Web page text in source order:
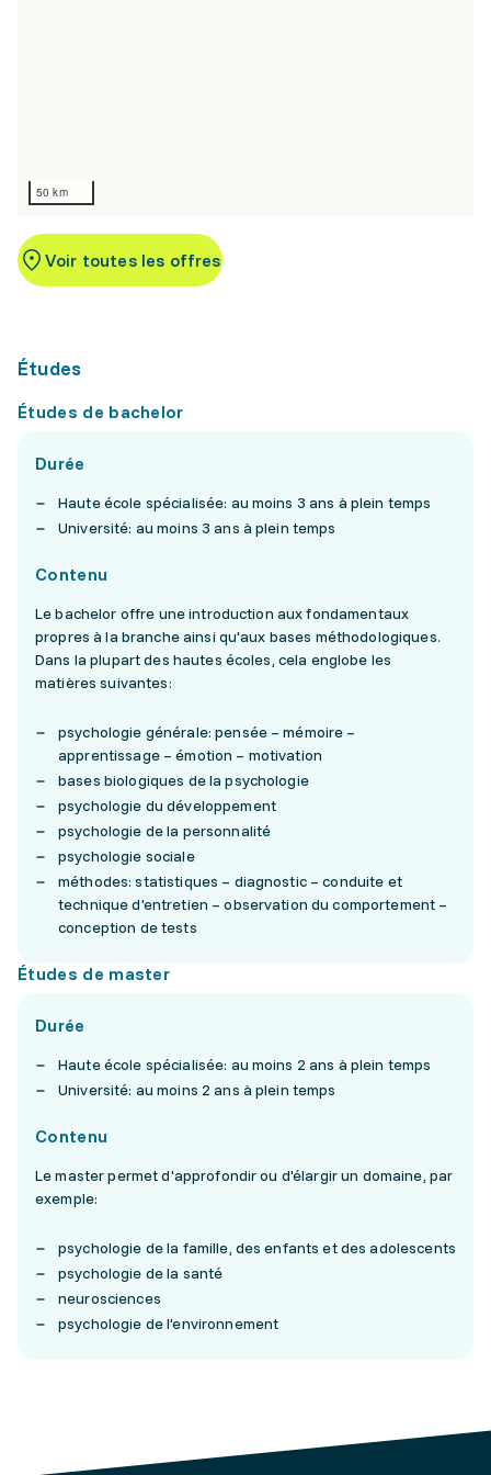
50 km
Voir toutes les offres
Études
Études de bachelor
Durée
Haute école spécialisée: au moins 3 ans à plein temps
Université: au moins 3 ans à plein temps
Contenu
Le bachelor offre une introduction aux fondamentaux
propres à la branche ainsi qu'aux bases méthodologiques.
Dans la plupart des hautes écoles, cela englobe les
matières suivantes:
psychologie générale: pensée – mémoire –
apprentissage – émotion – motivation
bases biologiques de la psychologie
psychologie du développement
psychologie de la personnalité
psychologie sociale
méthodes: statistiques – diagnostic – conduite et
technique d'entretien – observation du comportement –
conception de tests
Études de master
Durée
Haute école spécialisée: au moins 2 ans à plein temps
Université: au moins 2 ans à plein temps
Contenu
Le master permet d'approfondir ou d'élargir un domaine, par
exemple:
psychologie de la famille, des enfants et des adolescents
psychologie de la santé
neurosciences
psychologie de l'environnement